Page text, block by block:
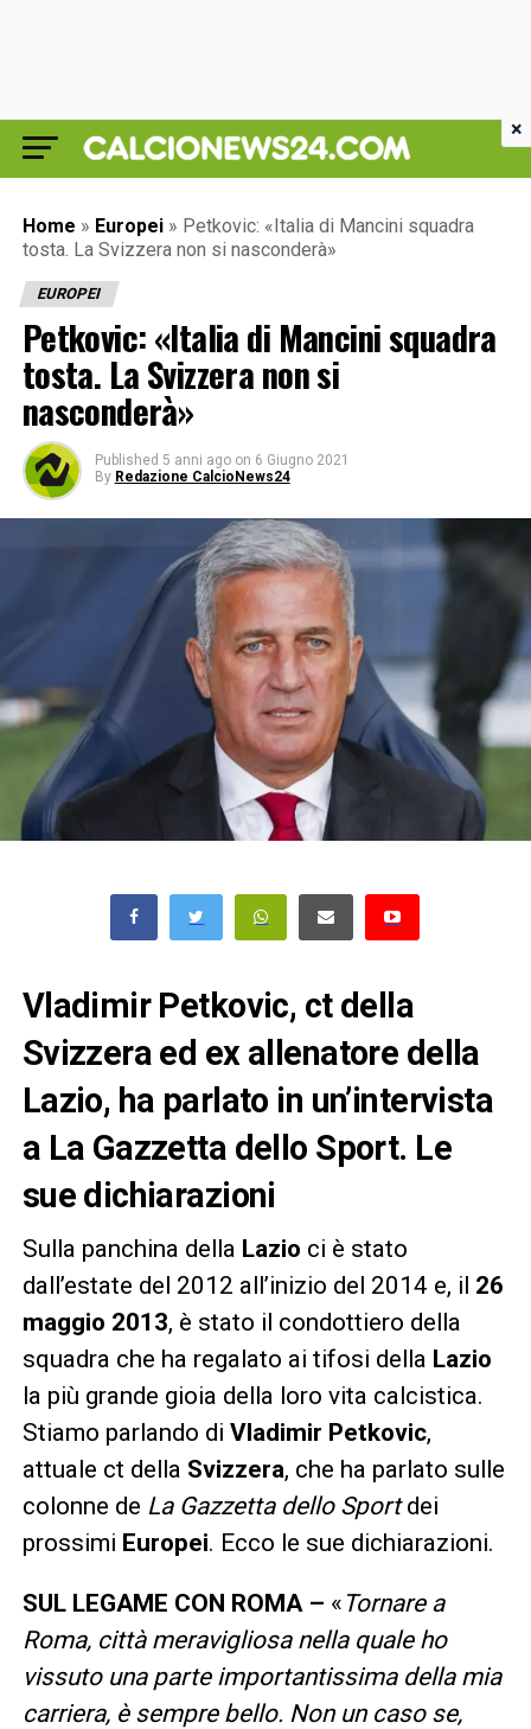
Home » Europei » Petkovic: «Italia di Mancini squadra
tosta. La Svizzera non si nasconderà»
EUROPEI
Petkovic: «Italia di Mancini squadra
tosta. La Svizzera non si
nasconderà»
Published 5 anni ago on 6 Giugno 2021
By Redazione CalcioNews24
Vladimir Petkovic, ct della
Svizzera ed ex allenatore della
Lazio, ha parlato in un’intervista
a La Gazzetta dello Sport. Le
sue dichiarazioni
Sulla panchina della Lazio ci è stato
dall’estate del 2012 all’inizio del 2014 e, il 26
maggio 2013, è stato il condottiero della
squadra che ha regalato ai tifosi della Lazio
la più grande gioia della loro vita calcistica.
Stiamo parlando di Vladimir Petkovic,
attuale ct della Svizzera, che ha parlato sulle
colonne de La Gazzetta dello Sportdei
prossimi Europei. Ecco le sue dichiarazioni.
SUL LEGAME CON ROMA – « Tornare a
Roma, città meravigliosa nella quale ho
vissuto una parte importantissima della mia
carriera, è sempre bello. Non un caso se,
×